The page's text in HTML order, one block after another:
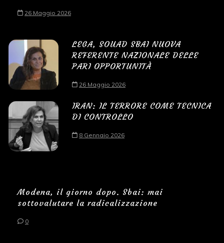
26 Maggio 2026
LEGA, SOUAD SBAI NUOVA
REFERENTE NAZIONALE DELLE
PARI OPPORTUNITÀ
26 Maggio 2026
IRAN: IL TERRORE COME TECNICA
DI CONTROLLO
8 Gennaio 2026
Modena, il giorno dopo. Sbai: mai
sottovalutare la radicalizzazione
0